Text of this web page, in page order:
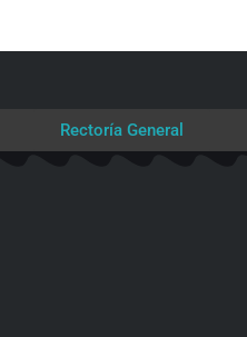
Rectoría General